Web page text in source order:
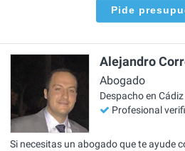
Pide
Alejandro
Abogado
Despacho en Cádiz
Profesional
Si necesitas un abogado que te ayude